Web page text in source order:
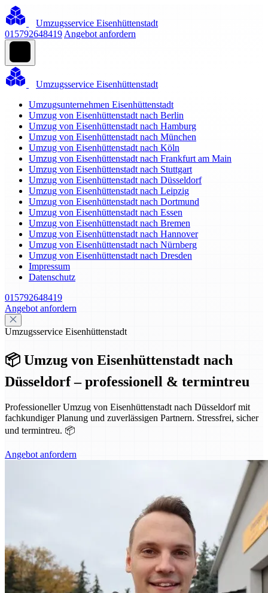
Umzugsservice Eisenhüttenstadt
015792648419 Angebot anfordern
Umzugsservice Eisenhüttenstadt
Umzugsunternehmen Eisenhüttenstadt
Umzug von Eisenhüttenstadt nach Berlin
Umzug von Eisenhüttenstadt nach Hamburg
Umzug von Eisenhüttenstadt nach München
Umzug von Eisenhüttenstadt nach Köln
Umzug von Eisenhüttenstadt nach Frankfurt am Main
Umzug von Eisenhüttenstadt nach Stuttgart
Umzug von Eisenhüttenstadt nach Düsseldorf
Umzug von Eisenhüttenstadt nach Leipzig
Umzug von Eisenhüttenstadt nach Dortmund
Umzug von Eisenhüttenstadt nach Essen
Umzug von Eisenhüttenstadt nach Bremen
Umzug von Eisenhüttenstadt nach Hannover
Umzug von Eisenhüttenstadt nach Nürnberg
Umzug von Eisenhüttenstadt nach Dresden
Impressum
Datenschutz
015792648419
Angebot anfordern
Umzugsservice Eisenhüttenstadt
📦 Umzug von Eisenhüttenstadt nach
Düsseldorf – professionell & termintreu
Professioneller Umzug von Eisenhüttenstadt nach Düsseldorf mit
fachkundiger Planung und zuverlässigen Partnern. Stressfrei, sicher
und termintreu. 📦
Angebot anfordern